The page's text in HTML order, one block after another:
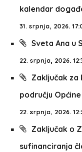
kalendar
31. srpnja, 2026.
Sveta Ana u
22. srpnja, 2026.
Zaključak za
području
22. srpnja, 2026.
Zaključak o
sufinanciranja